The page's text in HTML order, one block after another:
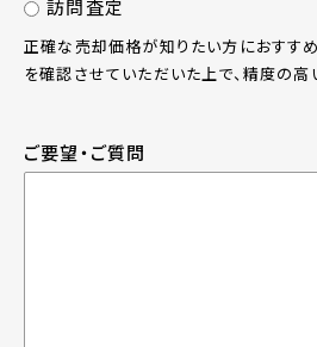
訪問査定
正確な売却価格が知りたい方におすす
を確認させていただいた上で、精度の高
ご要望・ご質問